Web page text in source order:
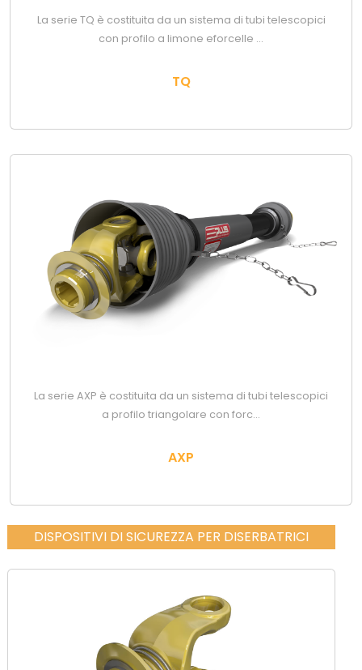
La serie TQ è costituita da un sistema di tubi telescopici
con profilo a limone eforcelle ...
TQ
La serie AXP è costituita da un sistema di tubi telescopici
a profilo triangolare con forc...
AXP
DISPOSITIVI DI SICUREZZA PER DISERBATRICI